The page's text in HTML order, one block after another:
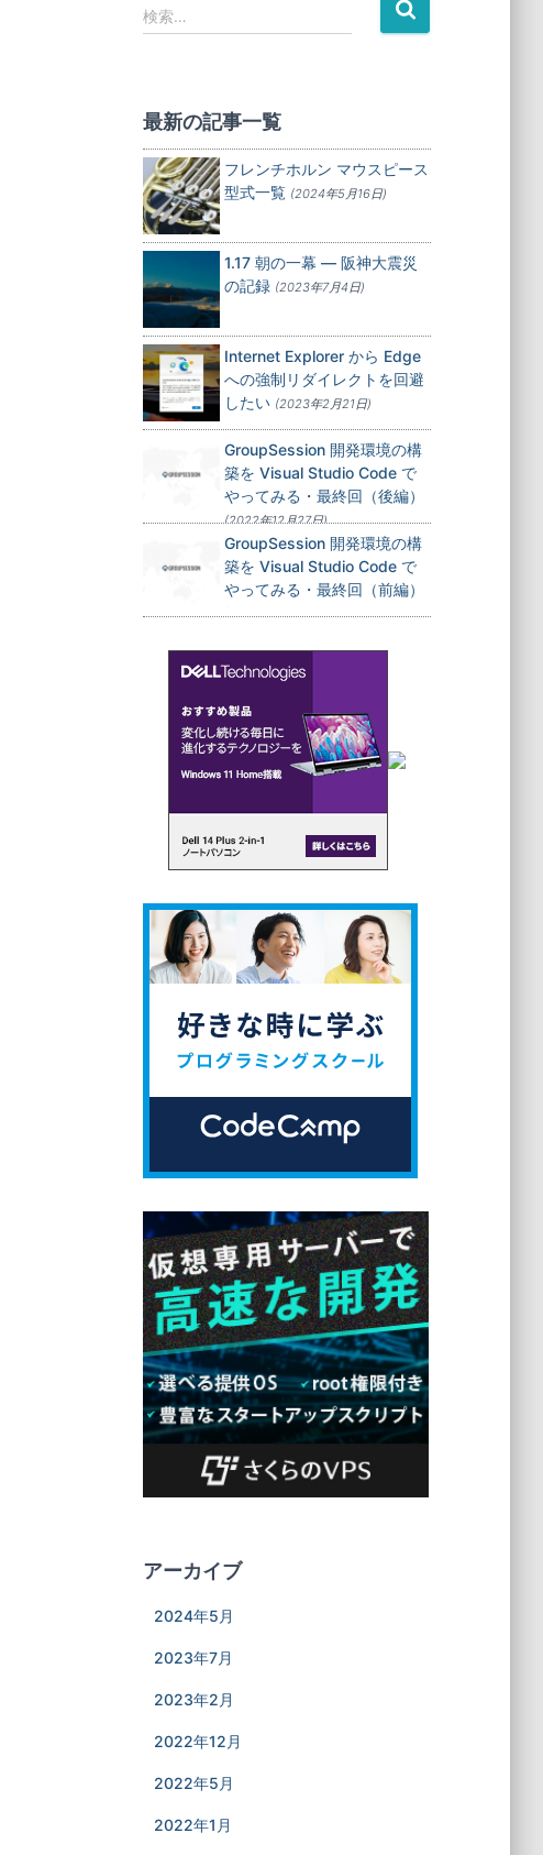
検
索
検索…
最新の記事一覧
フレンチホルン マウスピース
型式一覧 (2024年5月16日)
1.17 朝の一幕 — 阪神大震災
の記録 (2023年7月4日)
Internet Explorer から Edge
への強制リダイレクトを回避
したい (2023年2月21日)
GroupSession 開発環境の構
築を Visual Studio Code で
やってみる・最終回（後編）
(2022年12月27日)
GroupSession 開発環境の構
築を Visual Studio Code で
やってみる・最終回（前編）
(2022年12月24日)
アーカイブ
2024年5月
2023年7月
2023年2月
2022年12月
2022年5月
2022年1月